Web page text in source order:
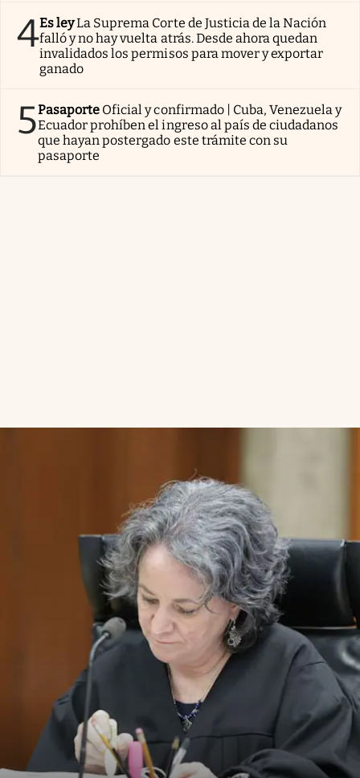
4Es leyLa Suprema Corte de Justicia de la Nación
falló y no hay vuelta atrás. Desde ahora quedan
invalidados los permisos para mover y exportar
ganado
5Pasaporte Oficial y confirmado | Cuba, Venezuela y
Ecuador prohíben el ingreso al país de ciudadanos
que hayan postergado este trámite con su
pasaporte